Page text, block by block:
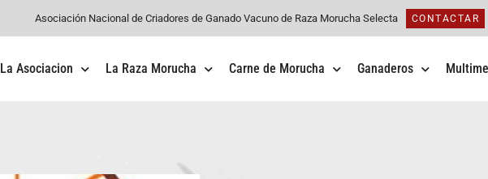
Asociación Nacional de Criadores de Ganado Vacuno de Raza Morucha Selecta CONTACTAR
La Asociacion La Raza Morucha Carne de Morucha Ganaderos